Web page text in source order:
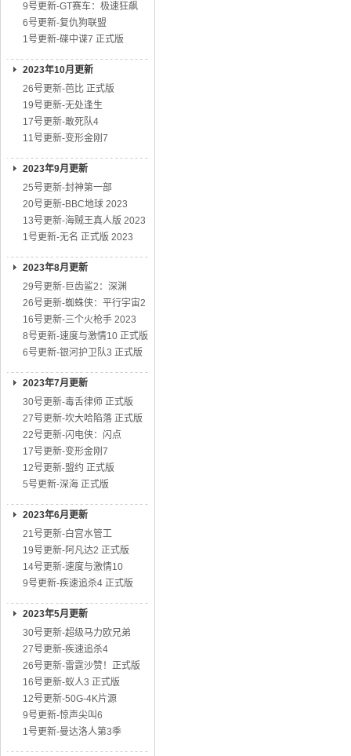
9号更新-GT赛车：极速狂飙
6号更新-复仇狗联盟
1号更新-碟中谍7 正式版
2023年10月更新
26号更新-芭比 正式版
19号更新-无处逢生
17号更新-敢死队4
11号更新-变形金刚7
2023年9月更新
25号更新-封神第一部
20号更新-BBC地球 2023
13号更新-海贼王真人版 2023
1号更新-无名 正式版 2023
2023年8月更新
29号更新-巨齿鲨2：深渊
26号更新-蜘蛛侠：平行宇宙2
16号更新-三个火枪手 2023
8号更新-速度与激情10 正式版
6号更新-银河护卫队3 正式版
2023年7月更新
30号更新-毒舌律师 正式版
27号更新-坎大哈陷落 正式版
22号更新-闪电侠：闪点
17号更新-变形金刚7
12号更新-盟约 正式版
5号更新-深海 正式版
2023年6月更新
21号更新-白宫水管工
19号更新-阿凡达2 正式版
14号更新-速度与激情10
9号更新-疾速追杀4 正式版
2023年5月更新
30号更新-超级马力欧兄弟
27号更新-疾速追杀4
26号更新-雷霆沙赞！正式版
16号更新-蚁人3 正式版
12号更新-50G-4K片源
9号更新-惊声尖叫6
1号更新-曼达洛人第3季